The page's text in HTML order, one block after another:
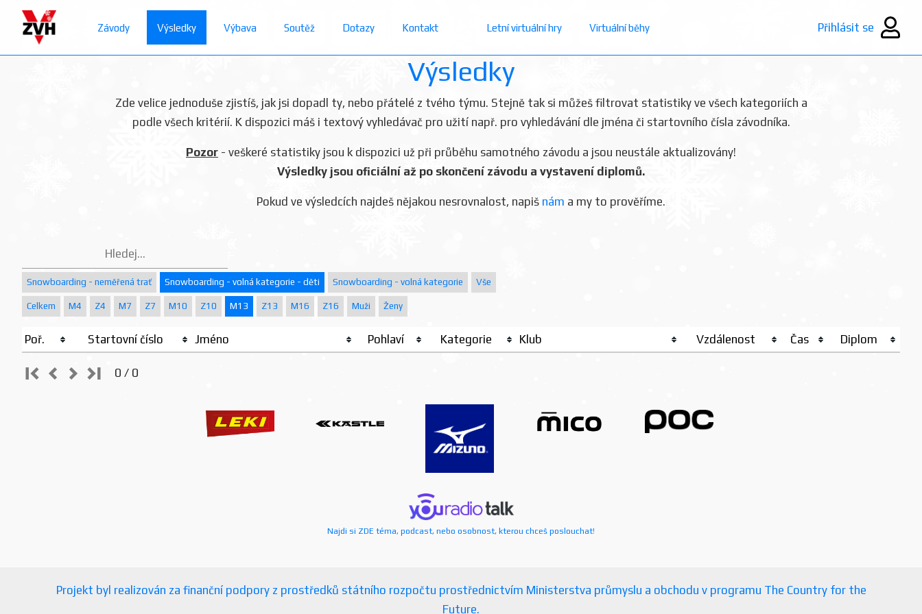
Závody Výsledky Výbava Soutěž Dotazy Kontakt Letní virtuální hry Virtuální běhy Přihlásit se
Výsledky
Zde velice jednoduše zjistíš, jak jsi dopadl ty, nebo přátelé z tvého týmu. Stejně tak si můžeš filtrovat statistiky ve všech kategoriích a
podle všech kritérií. K dispozici máš i textový vyhledávač pro užití např. pro vyhledávání dle jména či startovního čísla závodníka.
Pozor - veškeré statistiky jsou k dispozici už při průběhu samotného závodu a jsou neustále aktualizovány!
Výsledky jsou oficiální až po skončení závodu a vystavení diplomů.
Pokud ve výsledcích najdeš nějakou nesrovnalost, napiš nám a my to prověříme.
Snowboarding - neměřená trať Snowboarding - volná kategorie - děti Snowboarding - volná kategorie Vše
Celkem M4 Z4 M7 Z7 M10 Z10 M13 Z13 M16 Z16 Muži Ženy
Poř. Startovní číslo Jméno Pohlaví Kategorie Klub Vzdálenost Čas Diplom
0 / 0
Najdi si ZDE téma, podcast, nebo osobnost, kterou chceš poslouchat!
Projekt byl realizován za finanční podpory z prostředků státního rozpočtu prostřednictvím Ministerstva průmyslu a obchodu v programu The Country for the
Future.